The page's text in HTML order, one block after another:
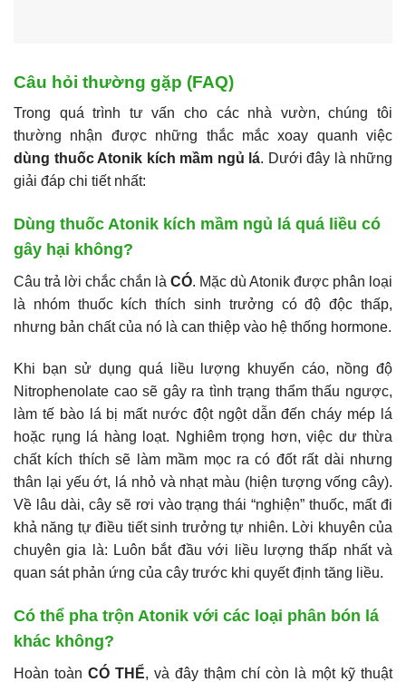
Câu hỏi thường gặp (FAQ)
Trong quá trình tư vấn cho các nhà vườn, chúng tôi
thường nhận được những thắc mắc xoay quanh việc
dùng thuốc Atonik kích mầm ngủ lá. Dưới đây là những
giải đáp chi tiết nhất:
Dùng thuốc Atonik kích mầm ngủ lá quá liều có
gây hại không?
Câu trả lời chắc chắn là CÓ. Mặc dù Atonik được phân loại
là nhóm thuốc kích thích sinh trưởng có độ độc thấp,
nhưng bản chất của nó là can thiệp vào hệ thống hormone.
Khi bạn sử dụng quá liều lượng khuyến cáo, nồng độ
Nitrophenolate cao sẽ gây ra tình trạng thẩm thấu ngược,
làm tế bào lá bị mất nước đột ngột dẫn đến cháy mép lá
hoặc rụng lá hàng loạt. Nghiêm trọng hơn, việc dư thừa
chất kích thích sẽ làm mầm mọc ra có đốt rất dài nhưng
thân lại yếu ớt, lá nhỏ và nhạt màu (hiện tượng vống cây).
Về lâu dài, cây sẽ rơi vào trạng thái “nghiện” thuốc, mất đi
khả năng tự điều tiết sinh trưởng tự nhiên. Lời khuyên của
chuyên gia là: Luôn bắt đầu với liều lượng thấp nhất và
quan sát phản ứng của cây trước khi quyết định tăng liều.
Có thể pha trộn Atonik với các loại phân bón lá
khác không?
Hoàn toàn CÓ THỂ, và đây thậm chí còn là một kỹ thuật